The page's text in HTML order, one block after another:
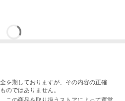
を期しておりますが、その内容の正確
のではありません。